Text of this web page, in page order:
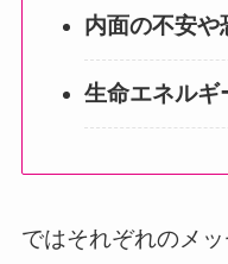
内面の不安や
生命エネルギ
ではそれぞれのメ